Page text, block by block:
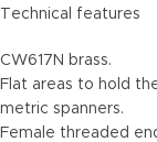
Technical features
CW617N brass.
Flat areas to hold
metric spanners.
Female threaded